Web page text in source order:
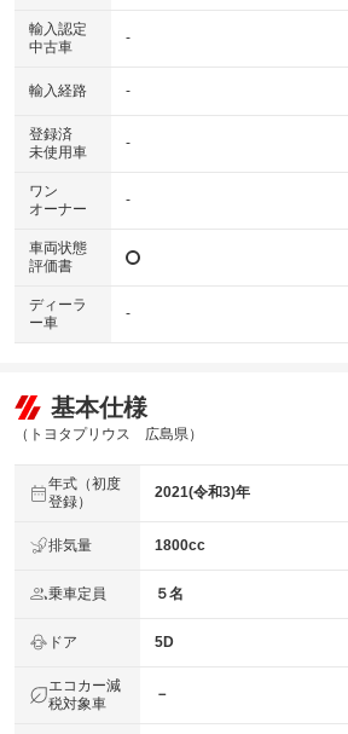
輸入認定
中古車
-
輸入経路 -
登録済
未使用車
-
ワン
オーナー
-
車両状態
評価書
ディーラ
ー車
-
基本仕様
（トヨタプリウス 広島県）
年式（初度
登録）
2021(令和3)年
排気量 1800cc
乗車定員 ５名
ドア 5D
エコカー減
税対象車
－